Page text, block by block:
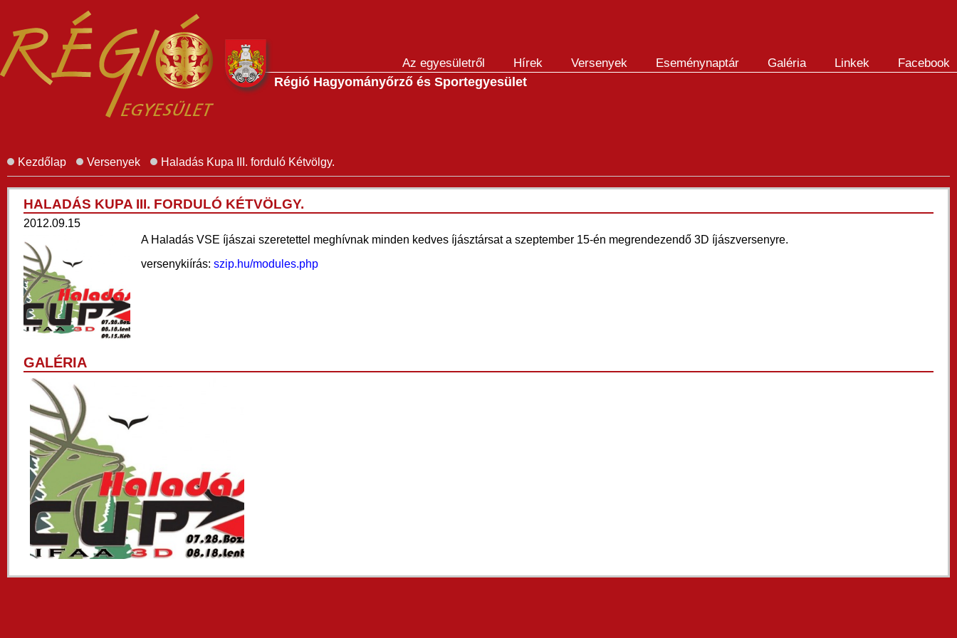
Az egyesületről Hírek Versenyek Eseménynaptár Galéria Linkek Facebook
Régió Hagyományőrző és Sportegyesület
Kezdőlap Versenyek Haladás Kupa III. forduló Kétvölgy.
HALADÁS KUPA III. FORDULÓ KÉTVÖLGY.
2012.09.15
A Haladás VSE íjászai szeretettel meghívnak minden kedves íjásztársat a szeptember 15-én megrendezendő 3D íjászversenyre.
versenykiírás: szip.hu/modules.php
GALÉRIA